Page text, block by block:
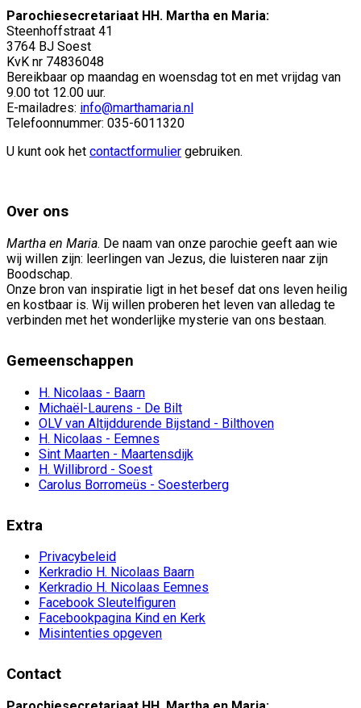
Parochiesecretariaat HH. Martha en Maria:
Steenhoffstraat 41
3764 BJ Soest
KvK nr 74836048
Bereikbaar op maandag en woensdag tot en met vrijdag van
9.00 tot 12.00 uur.
E-mailadres: info@marthamaria.nl
Telefoonnummer: 035-6011320
U kunt ook het contactformulier gebruiken.
Over ons
Martha en Maria. De naam van onze parochie geeft aan wie
wij willen zijn: leerlingen van Jezus, die luisteren naar zijn
Boodschap.
Onze bron van inspiratie ligt in het besef dat ons leven heilig
en kostbaar is. Wij willen proberen het leven van alledag te
verbinden met het wonderlijke mysterie van ons bestaan.
Gemeenschappen
H. Nicolaas - Baarn
Michaël-Laurens - De Bilt
OLV van Altijddurende Bijstand - Bilthoven
H. Nicolaas - Eemnes
Sint Maarten - Maartensdijk
H. Willibrord - Soest
Carolus Borromeüs - Soesterberg
Extra
Privacybeleid
Kerkradio H. Nicolaas Baarn
Kerkradio H. Nicolaas Eemnes
Facebook Sleutelfiguren
Facebookpagina Kind en Kerk
Misintenties opgeven
Contact